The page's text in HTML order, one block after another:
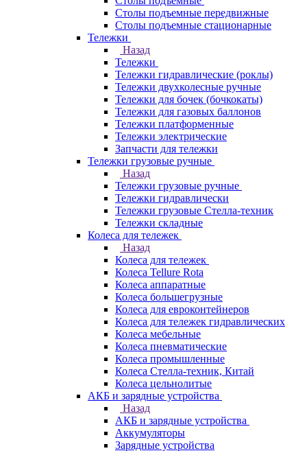
Столы подъемные передвижные
Столы подъемные стационарные
Тележки
Назад
Тележки
Тележки гидравлические (роклы)
Тележки двухколесные ручные
Тележки для бочек (бочкокаты)
Тележки для газовых баллонов
Тележки платформенные
Тележки электрические
Запчасти для тележки
Тележки грузовые ручные
Назад
Тележки грузовые ручные
Тележки гидравлически
Тележки грузовые Стелла-техник
Тележки складные
Колеса для тележек
Назад
Колеса для тележек
Колеса Tellure Rota
Колеса аппаратные
Колеса большегрузные
Колеса для евроконтейнеров
Колеса для тележек гидравлических
Колеса мебельные
Колеса пневматические
Колеса промышленные
Колеса Стелла-техник, Китай
Колеса цельнолитые
АКБ и зарядные устройства
Назад
АКБ и зарядные устройства
Аккумуляторы
Зарядные устройства